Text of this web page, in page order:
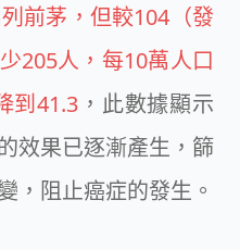
前茅，但較104（發
205人，每10萬人口
到41.3 ，此數據顯示
效果已逐漸產生，篩
，阻止癌症的發生。